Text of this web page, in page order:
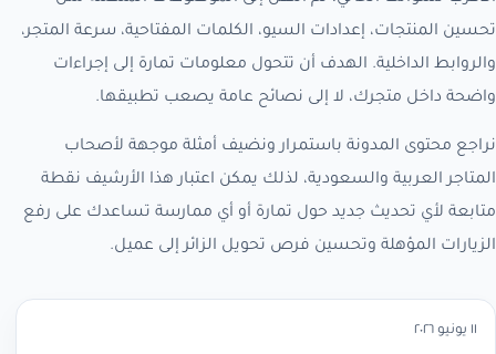
تحسين المنتجات، إعدادات السيو، الكلمات المفتاحية، سرعة المتجر،
والروابط الداخلية. الهدف أن تتحول معلومات تمارة إلى إجراءات
واضحة داخل متجرك، لا إلى نصائح عامة يصعب تطبيقها.
نراجع محتوى المدونة باستمرار ونضيف أمثلة موجهة لأصحاب
المتاجر العربية والسعودية، لذلك يمكن اعتبار هذا الأرشيف نقطة
متابعة لأي تحديث جديد حول تمارة أو أي ممارسة تساعدك على رفع
الزيارات المؤهلة وتحسين فرص تحويل الزائر إلى عميل.
١١ يونيو ٢٠٢٦